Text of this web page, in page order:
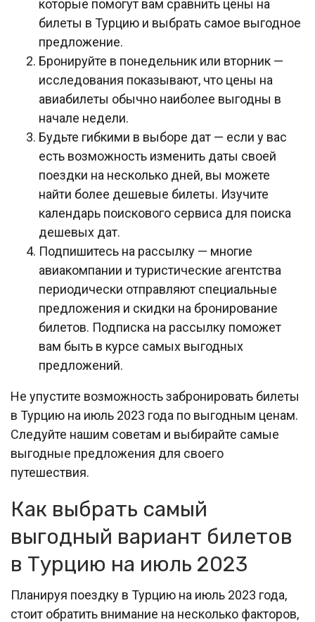
которые помогут вам сравнить цены на
билеты в Турцию и выбрать самое выгодное
предложение.
Бронируйте в понедельник или вторник —
исследования показывают, что цены на
авиабилеты обычно наиболее выгодны в
начале недели.
Будьте гибкими в выборе дат — если у вас
есть возможность изменить даты своей
поездки на несколько дней, вы можете
найти более дешевые билеты. Изучите
календарь поискового сервиса для поиска
дешевых дат.
Подпишитесь на рассылку — многие
авиакомпании и туристические агентства
периодически отправляют специальные
предложения и скидки на бронирование
билетов. Подписка на рассылку поможет
вам быть в курсе самых выгодных
предложений.
Не упустите возможность забронировать билеты
в Турцию на июль 2023 года по выгодным ценам.
Следуйте нашим советам и выбирайте самые
выгодные предложения для своего
путешествия.
Как выбрать самый
выгодный вариант билетов
в Турцию на июль 2023
Планируя поездку в Турцию на июль 2023 года,
стоит обратить внимание на несколько факторов,